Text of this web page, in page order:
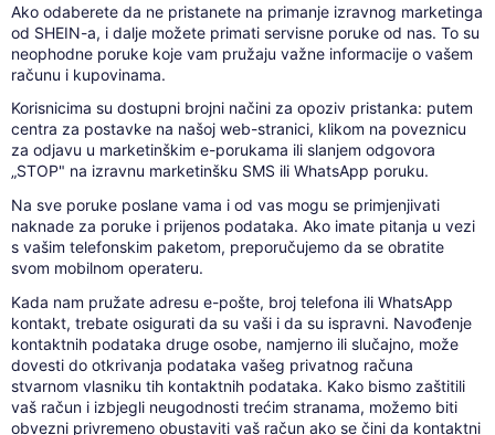
Ako odaberete da ne pristanete na primanje izravnog marketinga
od SHEIN-a, i dalje možete primati servisne poruke od nas. To su
neophodne poruke koje vam pružaju važne informacije o vašem
računu i kupovinama.
Korisnicima su dostupni brojni načini za opoziv pristanka: putem
centra za postavke na našoj web-stranici, klikom na poveznicu
za odjavu u marketinškim e-porukama ili slanjem odgovora
„STOP" na izravnu marketinšku SMS ili WhatsApp poruku.
Na sve poruke poslane vama i od vas mogu se primjenjivati
naknade za poruke i prijenos podataka. Ako imate pitanja u vezi
s vašim telefonskim paketom, preporučujemo da se obratite
svom mobilnom operateru.
Kada nam pružate adresu e-pošte, broj telefona ili WhatsApp
kontakt, trebate osigurati da su vaši i da su ispravni. Navođenje
kontaktnih podataka druge osobe, namjerno ili slučajno, može
dovesti do otkrivanja podataka vašeg privatnog računa
stvarnom vlasniku tih kontaktnih podataka. Kako bismo zaštitili
vaš račun i izbjegli neugodnosti trećim stranama, možemo biti
obvezni privremeno obustaviti vaš račun ako se čini da kontaktni